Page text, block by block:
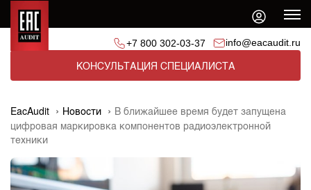
+7 800 302-03-37 info@eacaudit.ru
КОНСУЛЬТАЦИЯ СПЕЦИАЛИСТА
EacAudit Новости
В ближайшее время будет запущена
цифровая маркировка компонентов радиоэлектронной
техники